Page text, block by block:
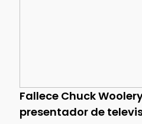
Fallece Chuck
presentador de